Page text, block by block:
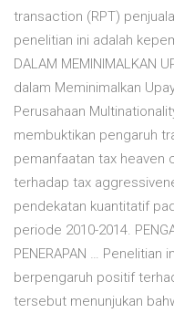
transaction (RPT)
penelitian ini adalah
DALAM MEMINIMALKAN
dalam Meminimalkan
Perusahaan
membuktikan pengaruh
pemanfaatan tax heaven
terhadap tax
pendekatan kuantitatif
periode 2010-2014.
PENERAPAN …
berpengaruh positif
tersebut menunjukan